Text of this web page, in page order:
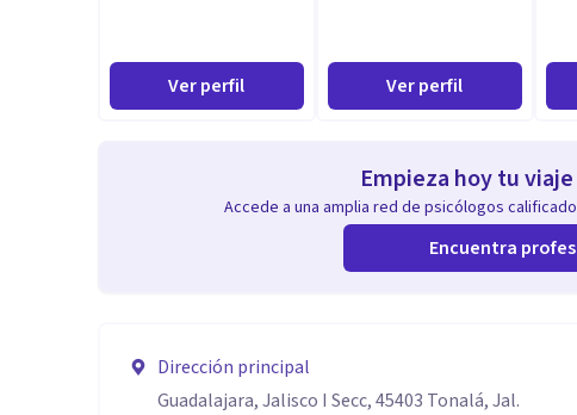
Ver perfil Ver perfil
Empieza hoy tu
Accede a una amplia red de psicólogos
Encuentra
Dirección principal
Guadalajara, Jalisco I Secc, 45403 Tonalá, Jal.